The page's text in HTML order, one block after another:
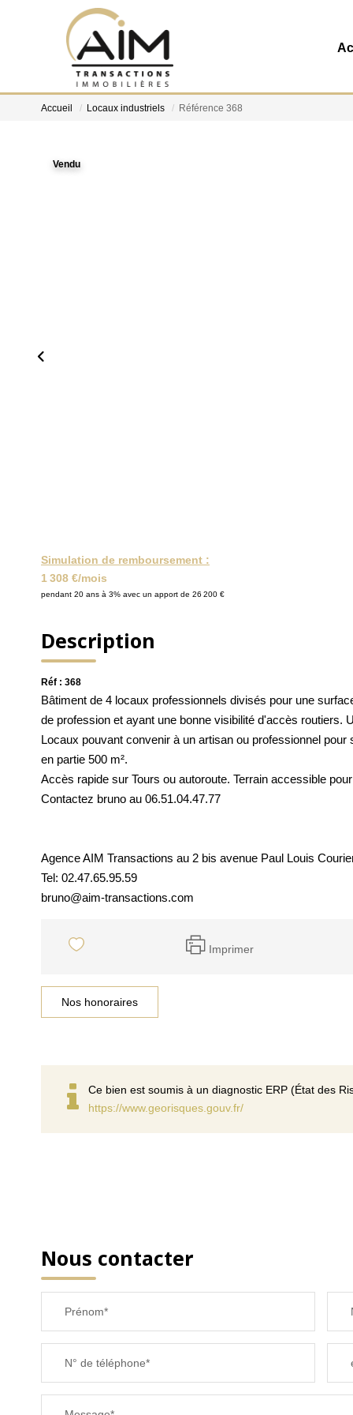
Accueil Locaux industriels Référence 368
Vendu
Simulation de remboursement :
1 308 €/mois
pendant 20 ans à 3% avec un apport de 26 200 €
Description
Réf : 368
Bâtiment de 4 locaux professionnels divisés pour une
de profession et ayant une bonne visibilité d'accès routiers.
Locaux pouvant convenir à un artisan ou professionnel
en partie 500 m².
Accès rapide sur Tours ou autoroute. Terrain accessible
Contactez bruno au 06.51.04.47.77
Agence AIM Transactions au 2 bis avenue Paul Louis
Tel: 02.47.65.95.59
bruno@aim-transactions.com
Imprimer
Nos honoraires
Ce bien est soumis à un diagnostic ERP (État des
https://www.georisques.gouv.fr/
Nous contacter
Prénom*
N° de téléphone*